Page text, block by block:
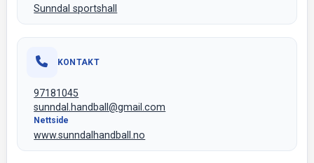
Sunndal sportshall
KONTAKT
97181045
sunndal.handball@gmail.com
Nettside
www.sunndalhandball.no